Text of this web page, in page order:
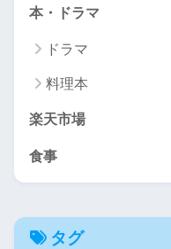
本・ドラマ
ドラマ
料理本
楽天市場
食事
タグ